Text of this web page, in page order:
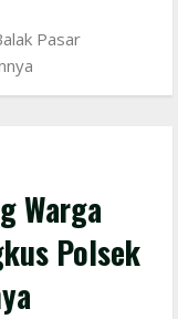
Pasar
Warga
Polsek